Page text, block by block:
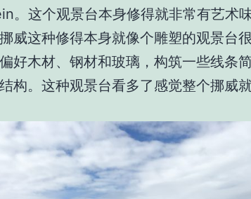
。这个观景台本身修得就非常有艺术
威这种修得本身就像个雕塑的观景台
好木材、钢材和玻璃，构筑一些线条
构。这种观景台看多了感觉整个挪威